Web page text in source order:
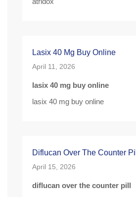
Lasix 40 Mg Buy Online
April 11, 2026
lasix 40 mg buy online
lasix 40 mg buy online
Diflucan Over The Counter Pill
April 15, 2026
diflucan over the counter pill